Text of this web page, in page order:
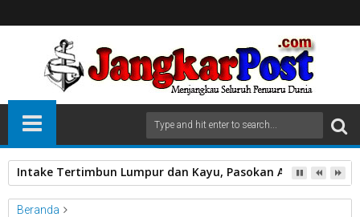
Intake Tertimbun Lumpur dan Kayu, Pasokan Air Bersih di
Beranda